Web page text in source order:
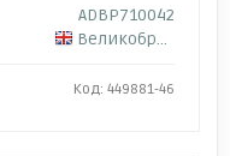
ADBP710042
Великобританія
Код: 449881-46